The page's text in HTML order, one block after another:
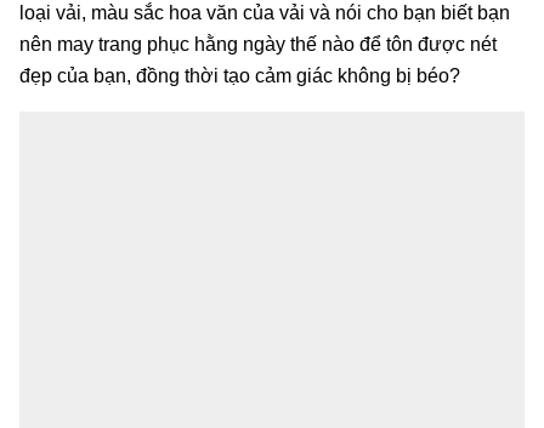
loại vải, màu sắc hoa văn của vải và nói cho bạn biết bạn
nên may trang phục hằng ngày thế nào để tôn được nét
đẹp của bạn, đồng thời tạo cảm giác không bị béo?